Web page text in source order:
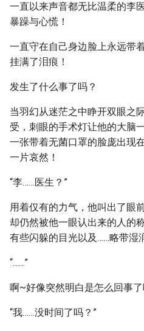
一直以来声音都无比温柔的李
暴躁与心慌！
一直守在自己身边脸上永远带
挂满了泪痕！
发生了什么事了吗？
当羽幻从迷茫之中睁开双眼之
受，刺眼的手术灯让他的大脑
一张带着无菌口罩的脸庞出现
一片哀然！
“李……医生？”
用着仅有的力气，他叫出了眼
却仍然被他一眼认出来的人的
有些闪躲的目光以及……略带湿
“……”
啊~好像突然明白是怎么回事了
“我……没时间了吗？”